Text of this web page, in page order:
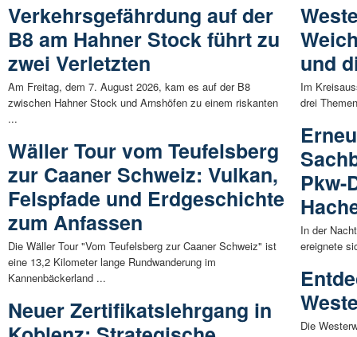
Verkehrsgefährdung auf der
B8 am Hahner Stock führt zu
zwei Verletzten
Am Freitag, dem 7. August 2026, kam es auf der B8
zwischen Hahner Stock und Arnshöfen zu einem riskanten
...
Wäller Tour vom Teufelsberg
zur Caaner Schweiz: Vulkan,
Felspfade und Erdgeschichte
zum Anfassen
Die Wäller Tour "Vom Teufelsberg zur Caaner Schweiz" ist
eine 13,2 Kilometer lange Rundwanderung im
Kannenbäckerland ...
Neuer Zertifikatslehrgang in
und
Im
drei
Pkw-
In der
ereignete
Die